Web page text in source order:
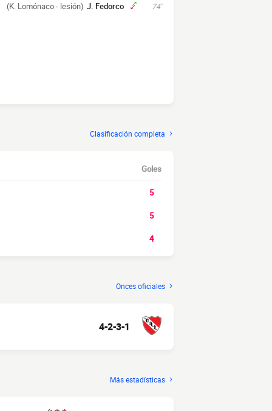
74'
J. Fedorco
(K. Lomónaco - lesión)
Clasificación completa
Goles
5
5
4
Onces oficiales
4-2-3-1
Más estadísticas